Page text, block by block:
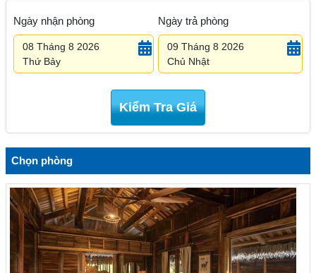
Ngày nhận phòng
08 Tháng 8 2026
Thứ Bảy
Ngày trả phòng
09 Tháng 8 2026
Chủ Nhật
Kiểm Tra Giá
Chọn phòng